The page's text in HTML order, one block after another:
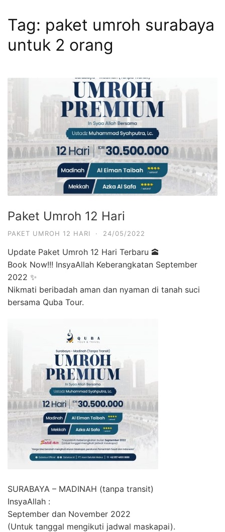
Tag: paket umroh surabaya
untuk 2 orang
Paket Umroh 12 Hari
PAKET UMROH 12 HARI · 24/05/2022
Update Paket Umroh 12 Hari Terbaru 🕋
Book Now!!! InsyaAllah Keberangkatan September
2022 ✨
Nikmati beribadah aman dan nyaman di tanah suci
bersama Quba Tour.
SURABAYA – MADINAH (tanpa transit)
InsyaAllah :
September dan November 2022
(Untuk tanggal mengikuti jadwal maskapai).